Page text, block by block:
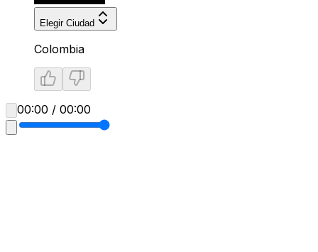
Elegir Ciudad
Colombia
00:00 / 00:00